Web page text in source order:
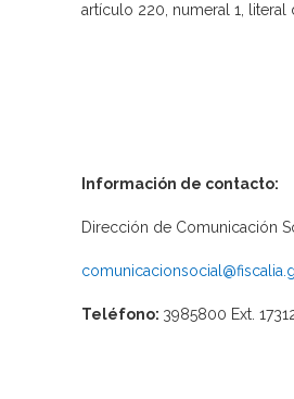
artículo 220, numeral 1, literal
Información de contacto:
Dirección de Comunicación
Teléfono: 3985800 Ext.